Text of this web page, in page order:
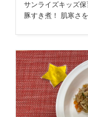
サンライズキッズ
豚すき煮！ 肌寒さ